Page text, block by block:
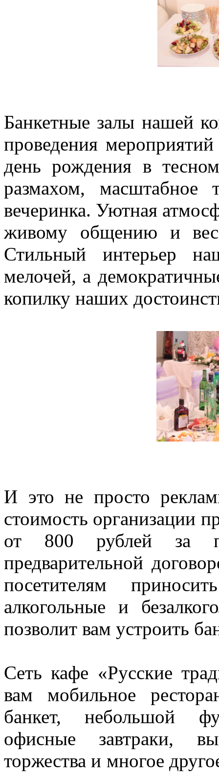
Банкетные залы нашей
проведения
день рождения в
размахом, масштабное
вечеринка. Уютная
живому общению и
Стильный интерьер
мелочей, а
копилку наших
И это не просто
стоимость организации
от 800 рублей за
предварительной
посетителям
алкогольные и
позволит вам устроить
Сеть кафе «Русские
вам мобильное
банкет, небольшой
офисные завтраки,
торжества и многое